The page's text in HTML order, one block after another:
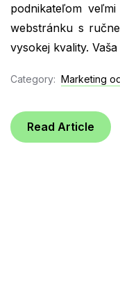
podnikateľom
webstránku s
vysokej kvality.
Category: Marketing
Read Article